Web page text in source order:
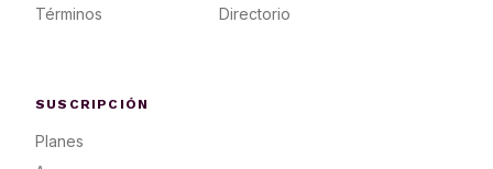
Términos
Directorio
SUSCRIPCIÓN
Planes